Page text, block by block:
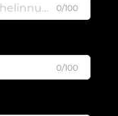
0/100
0/100